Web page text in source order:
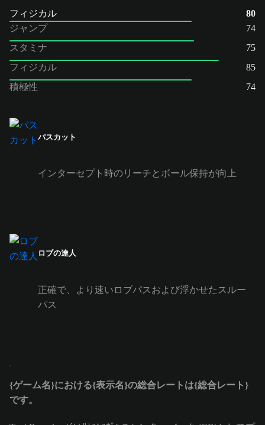
フィジカル
80
ジャンプ
74
スタミナ
75
フィジカル
85
積極性
74
パスカット
インターセプト時のリーチとボール保持が向上
ロブの達人
正確で、より速いロブパスおよび浮かせたスルー
パス
{ゲーム名}における{表示名}の総合レートは{総合レート}
です。